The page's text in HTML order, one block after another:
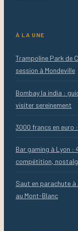
À LA UNE
Trampoline Park de
session à Mondeville
Bombay la india :
visiter sereinement
3000 francs en euro
Bar gaming à Lyon :
compétition,
Saut en parachute
au Mont-Blanc